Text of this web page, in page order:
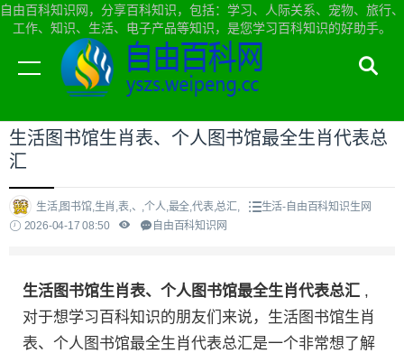
自由百科知识网，分享百科知识，包括：学习、人际关系、宠物、旅行、
工作、知识、生活、电子产品等知识，是您学习百科知识的好助手。
当前位置：自由百科知识网首页>生活
生活图书馆生肖表、个人图书馆最全生肖代表总
汇
生活,图书馆,生肖,表,、,个人,最全,代表,总汇,
生活-自由百科知识生网
2026-04-17 08:50
自由百科知识网
生活图书馆生肖表、个人图书馆最全生肖代表总汇 ,
对于想学习百科知识的朋友们来说，生活图书馆生肖
表、个人图书馆最全生肖代表总汇是一个非常想了解